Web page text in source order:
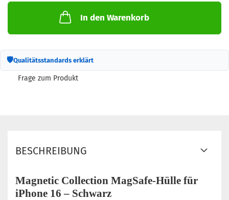
In den Warenkorb
🛡Qualitätsstandards erklärt
Frage zum Produkt
BESCHREIBUNG
Magnetic Collection MagSafe-Hülle für
iPhone 16 – Schwarz